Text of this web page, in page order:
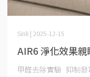
AIR6 淨化效果
Sinli | 2025-12-15
甲醛去除實驗 抑制